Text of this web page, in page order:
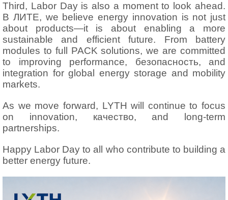
Third, Labor Day is also a moment to look ahead.
В ЛИТЕ, we believe energy innovation is not just
about products—it is about enabling a more
sustainable and efficient future. From battery
modules to full PACK solutions,we are committed
to improving performance, безопасность, and
integration for global energy storage and mobility
markets.
As we move forward, LYTH will continue to focus
on innovation, качество, and long-term
partnerships.
Happy Labor Day to all who contribute to building a
better energy future.